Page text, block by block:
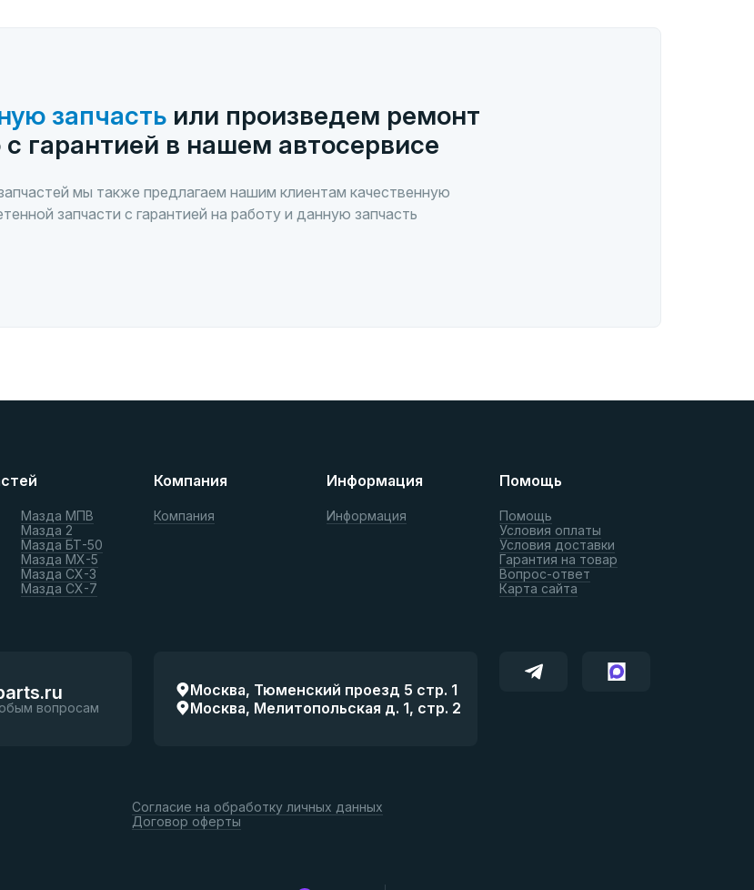
запчастьили произведем ремонт
с гарантией в нашем автосервисе
мы также предлагаем нашим клиентам качественную
запчасти с гарантией на работу и данную запчасть
Мазда МПВ
Мазда 2
Мазда БТ-50
Мазда МХ-5
Мазда СХ-3
Мазда СХ-7
Компания
Компания
Информация
Информация
Помощь
Помощь
Условия оплаты
Условия доставки
Гарантия на товар
Вопрос-ответ
Карта сайта
вопросам
Москва, Тюменский проезд 5 стр. 1
Москва, Мелитопольская д. 1, стр. 2
Согласие на обработку личных данных
Договор оферты